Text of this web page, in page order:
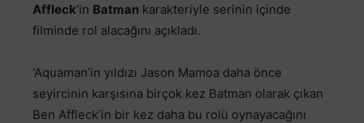
Affleck’in Batman karakteriyle serinin içinde
filminde rol alacağını açıkladı.
‘Aquaman’in yıldızı Jason Mamoa daha önce
seyircinin karşısına birçok kez Batman olarak çıkan
Ben Affleck’in bir kez daha bu rolü oynayacağını